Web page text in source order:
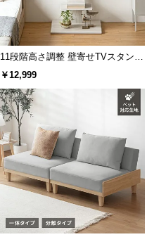
11段階高さ調整 壁寄せTVスタンド
キャスター付き 上下左右角度調節
￥12,999